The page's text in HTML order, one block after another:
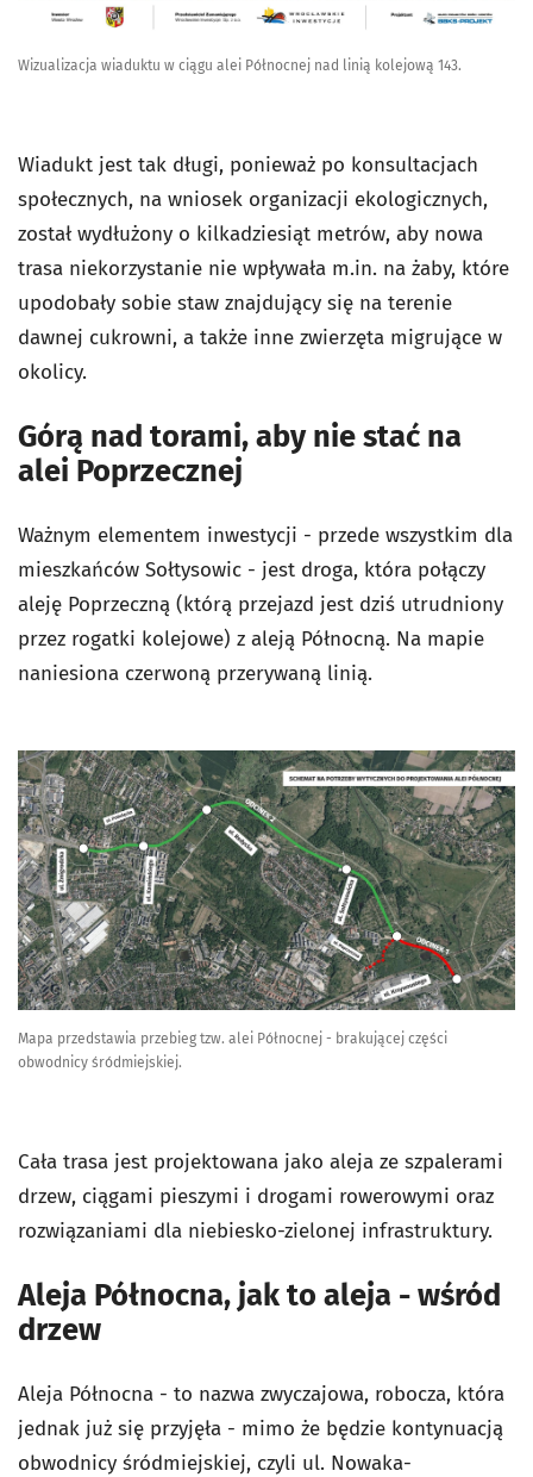
Wizualizacja wiaduktu w ciągu alei Północnej nad linią kolejową 143.
Wiadukt jest tak długi, ponieważ po konsultacjach
społecznych, na wniosek organizacji ekologicznych,
został wydłużony o kilkadziesiąt metrów, aby nowa
trasa niekorzystanie nie wpływała m.in. na żaby, które
upodobały sobie staw znajdujący się na terenie
dawnej cukrowni, a także inne zwierzęta migrujące w
okolicy.
Górą nad torami, aby nie stać na
alei Poprzecznej
Ważnym elementem inwestycji - przede wszystkim dla
mieszkańców Sołtysowic - jest droga, która połączy
aleję Poprzeczną (którą przejazd jest dziś utrudniony
przez rogatki kolejowe) z aleją Północną. Na mapie
naniesiona czerwoną przerywaną linią.
Mapa przedstawia przebieg tzw. alei Północnej - brakującej części
obwodnicy śródmiejskiej.
Cała trasa jest projektowana jako aleja ze szpalerami
drzew, ciągami pieszymi i drogami rowerowymi oraz
rozwiązaniami dla niebiesko-zielonej infrastruktury.
Aleja Północna, jak to aleja - wśród
drzew
Aleja Północna - to nazwa zwyczajowa, robocza, która
jednak już się przyjęła - mimo że będzie kontynuacją
obwodnicy śródmiejskiej, czyli ul. Nowaka-